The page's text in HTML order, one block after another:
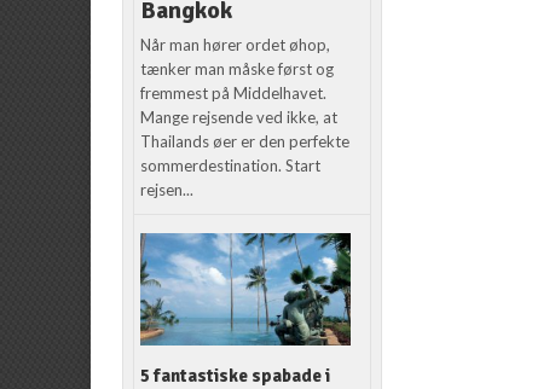
Bangkok
Når man hører ordet øhop,
tænker man måske først og
fremmest på Middelhavet.
Mange rejsende ved ikke, at
Thailands øer er den perfekte
sommerdestination. Start
rejsen...
5 fantastiske spabade i